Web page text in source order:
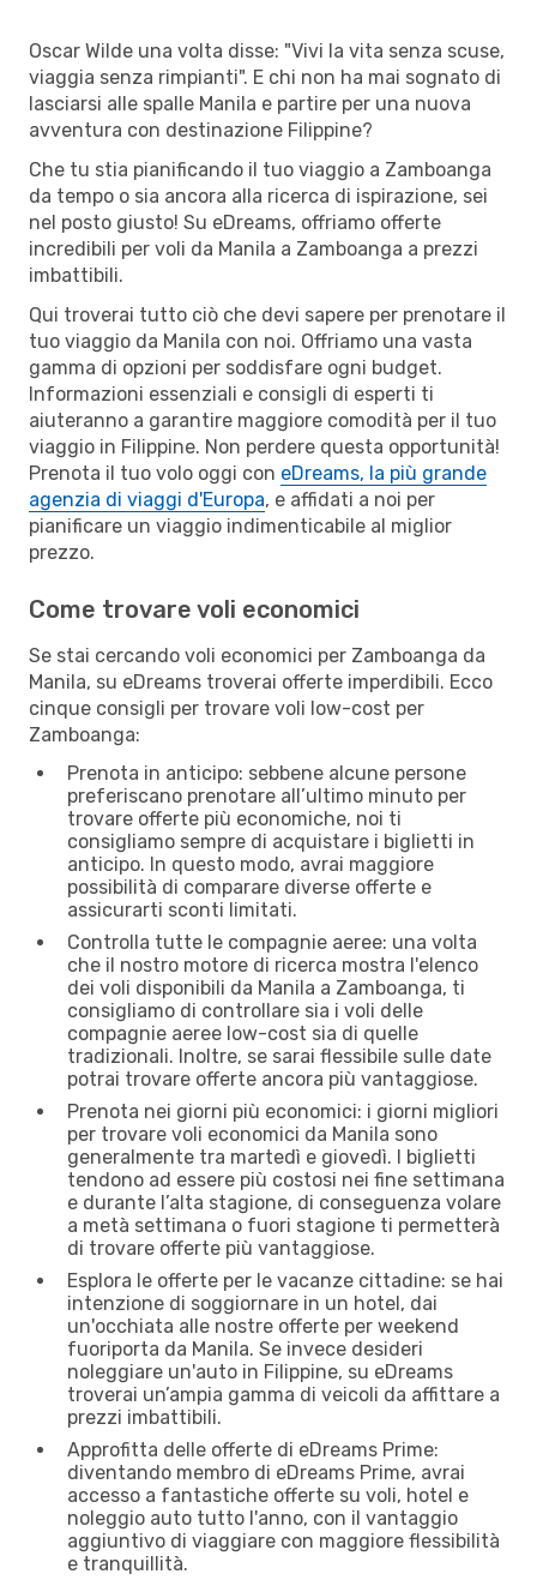
Oscar Wilde una volta disse: "Vivi la vita senza scuse,
viaggia senza rimpianti". E chi non ha mai sognato di
lasciarsi alle spalle Manila e partire per una nuova
avventura con destinazione Filippine?
Che tu stia pianificando il tuo viaggio a Zamboanga
da tempo o sia ancora alla ricerca di ispirazione, sei
nel posto giusto! Su eDreams, offriamo offerte
incredibili per voli da Manila a Zamboanga a prezzi
imbattibili.
Qui troverai tutto ciò che devi sapere per prenotare il
tuo viaggio da Manila con noi. Offriamo una vasta
gamma di opzioni per soddisfare ogni budget.
Informazioni essenziali e consigli di esperti ti
aiuteranno a garantire maggiore comodità per il tuo
viaggio in Filippine. Non perdere questa opportunità!
Prenota il tuo volo oggi con eDreams, la più grande
agenzia di viaggi d'Europa, e affidati a noi per
pianificare un viaggio indimenticabile al miglior
prezzo.
Come trovare voli economici
Se stai cercando voli economici per Zamboanga da
Manila, su eDreams troverai offerte imperdibili. Ecco
cinque consigli per trovare voli low-cost per
Zamboanga:
Prenota in anticipo: sebbene alcune persone
preferiscano prenotare all’ultimo minuto per
trovare offerte più economiche, noi ti
consigliamo sempre di acquistare i biglietti in
anticipo. In questo modo, avrai maggiore
possibilità di comparare diverse offerte e
assicurarti sconti limitati.
Controlla tutte le compagnie aeree: una volta
che il nostro motore di ricerca mostra l'elenco
dei voli disponibili da Manila a Zamboanga, ti
consigliamo di controllare sia i voli delle
compagnie aeree low-cost sia di quelle
tradizionali. Inoltre, se sarai flessibile sulle date
potrai trovare offerte ancora più vantaggiose.
Prenota nei giorni più economici: i giorni migliori
per trovare voli economici da Manila sono
generalmente tra martedì e giovedì. I biglietti
tendono ad essere più costosi nei fine settimana
e durante l’alta stagione, di conseguenza volare
a metà settimana o fuori stagione ti permetterà
di trovare offerte più vantaggiose.
Esplora le offerte per le vacanze cittadine: se hai
intenzione di soggiornare in un hotel, dai
un'occhiata alle nostre offerte per weekend
fuoriporta da Manila. Se invece desideri
noleggiare un'auto in Filippine, su eDreams
troverai un’ampia gamma di veicoli da affittare a
prezzi imbattibili.
Approfitta delle offerte di eDreams Prime:
diventando membro di eDreams Prime, avrai
accesso a fantastiche offerte su voli, hotel e
noleggio auto tutto l'anno, con il vantaggio
aggiuntivo di viaggiare con maggiore flessibilità
e tranquillità.